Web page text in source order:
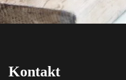
Kontakt